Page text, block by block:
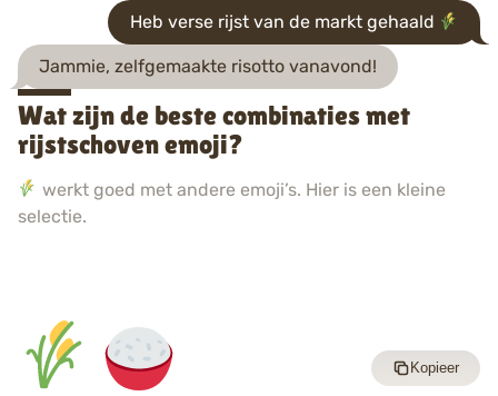
Heb verse rijst van de markt gehaald
Jammie, zelfgemaakte risotto vanavond!
Wat zijn de beste combinaties met
rijstschoven emoji?
werkt goed met andere emoji’s. Hier is een kleine
selectie.
Kopieer